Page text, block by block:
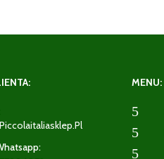
MENU:
5
5
5